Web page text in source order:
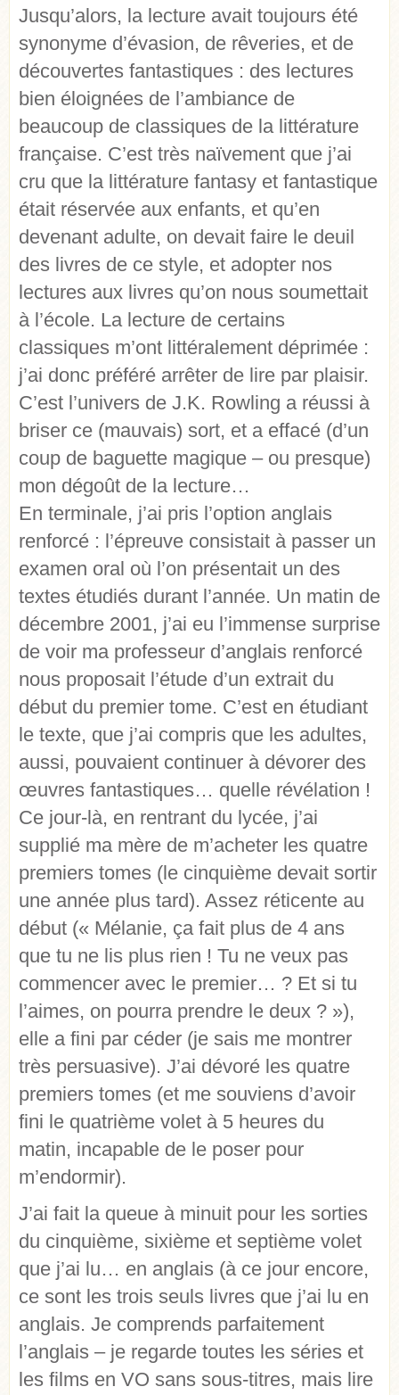
Jusqu’alors, la lecture avait toujours été
synonyme d’évasion, de rêveries, et de
découvertes fantastiques : des lectures
bien éloignées de l’ambiance de
beaucoup de classiques de la littérature
française. C’est très naïvement que j’ai
cru que la littérature fantasy et fantastique
était réservée aux enfants, et qu’en
devenant adulte, on devait faire le deuil
des livres de ce style, et adopter nos
lectures aux livres qu’on nous soumettait
à l’école. La lecture de certains
classiques m’ont littéralement déprimée :
j’ai donc préféré arrêter de lire par plaisir.
C’est l’univers de J.K. Rowling a réussi à
briser ce (mauvais) sort, et a effacé (d’un
coup de baguette magique – ou presque)
mon dégoût de la lecture…
En terminale, j’ai pris l’option anglais
renforcé : l’épreuve consistait à passer un
examen oral où l’on présentait un des
textes étudiés durant l’année. Un matin de
décembre 2001, j’ai eu l’immense surprise
de voir ma professeur d’anglais renforcé
nous proposait l’étude d’un extrait du
début du premier tome. C’est en étudiant
le texte, que j’ai compris que les adultes,
aussi, pouvaient continuer à dévorer des
œuvres fantastiques… quelle révélation !
Ce jour-là, en rentrant du lycée, j’ai
supplié ma mère de m’acheter les quatre
premiers tomes (le cinquième devait sortir
une année plus tard). Assez réticente au
début (« Mélanie, ça fait plus de 4 ans
que tu ne lis plus rien ! Tu ne veux pas
commencer avec le premier… ? Et si tu
l’aimes, on pourra prendre le deux ? »),
elle a fini par céder (je sais me montrer
très persuasive). J’ai dévoré les quatre
premiers tomes (et me souviens d’avoir
fini le quatrième volet à 5 heures du
matin, incapable de le poser pour
m’endormir).
J’ai fait la queue à minuit pour les sorties
du cinquième, sixième et septième volet
que j’ai lu… en anglais (à ce jour encore,
ce sont les trois seuls livres que j’ai lu en
anglais. Je comprends parfaitement
l’anglais – je regarde toutes les séries et
les films en VO sans sous-titres, mais lire